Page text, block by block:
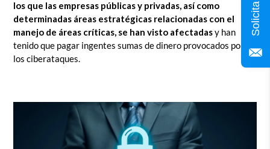
los que las empresas públicas y privadas, así como
determinadas áreas estratégicas relacionadas con el
manejo de áreas críticas, se han visto afectadasy han
tenido que pagar ingentes sumas de dinero provocados por
los ciberataques.